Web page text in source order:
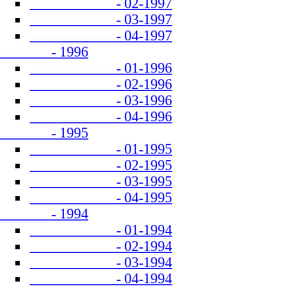
- 02-1997
- 03-1997
- 04-1997
- 1996
- 01-1996
- 02-1996
- 03-1996
- 04-1996
- 1995
- 01-1995
- 02-1995
- 03-1995
- 04-1995
- 1994
- 01-1994
- 02-1994
- 03-1994
- 04-1994